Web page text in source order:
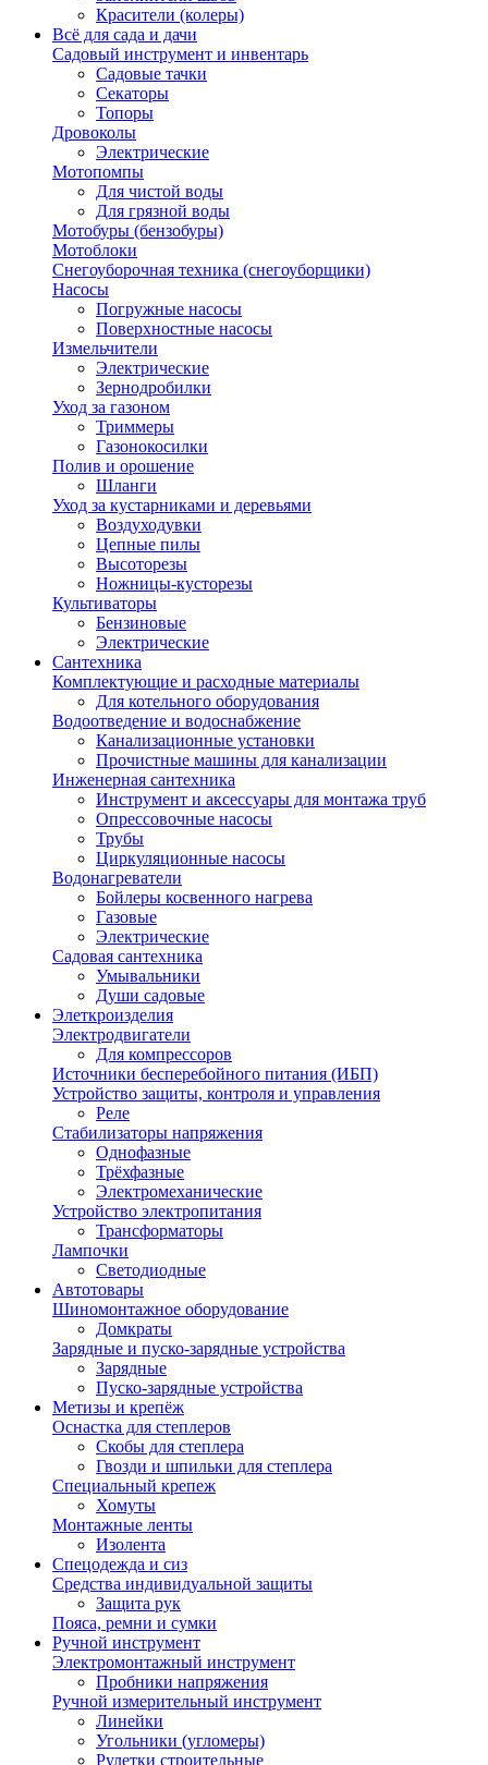
Красители (колеры)
Всё для сада и дачи
Садовый инструмент и инвентарь
Садовые тачки
Секаторы
Топоры
Дровоколы
Электрические
Мотопомпы
Для чистой воды
Для грязной воды
Мотобуры (бензобуры)
Мотоблоки
Снегоуборочная техника (снегоуборщики)
Насосы
Погружные насосы
Поверхностные насосы
Измельчители
Электрические
Зернодробилки
Уход за газоном
Триммеры
Газонокосилки
Полив и орошение
Шланги
Уход за кустарниками и деревьями
Воздуходувки
Цепные пилы
Высоторезы
Ножницы-кусторезы
Культиваторы
Бензиновые
Электрические
Сантехника
Комплектующие и расходные материалы
Для котельного оборудования
Водоотведение и водоснабжение
Канализационные установки
Прочистные машины для канализации
Инженерная сантехника
Инструмент и аксессуары для монтажа труб
Опрессовочные насосы
Трубы
Циркуляционные насосы
Водонагреватели
Бойлеры косвенного нагрева
Газовые
Электрические
Садовая сантехника
Умывальники
Души садовые
Элеткроизделия
Электродвигатели
Для компрессоров
Источники бесперебойного питания (ИБП)
Устройство защиты, контроля и управления
Реле
Стабилизаторы напряжения
Однофазные
Трёхфазные
Электромеханические
Устройство электропитания
Трансформаторы
Лампочки
Светодиодные
Автотовары
Шиномонтажное оборудование
Домкраты
Зарядные и пуско-зарядные устройства
Зарядные
Пуско-зарядные устройства
Метизы и крепёж
Оснастка для степлеров
Скобы для степлера
Гвозди и шпильки для степлера
Специальный крепеж
Хомуты
Монтажные ленты
Изолента
Спецодежда и сиз
Средства индивидуальной защиты
Защита рук
Пояса, ремни и сумки
Ручной инструмент
Электромонтажный инструмент
Пробники напряжения
Ручной измерительный инструмент
Линейки
Угольники (угломеры)
Рулетки строительные